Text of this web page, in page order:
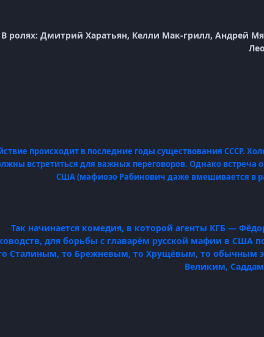
В ролях: Дмитрий Харатьян, Келли Мак-грилл, Андрей
происходит в последние годы существования СССР.
встретиться для важных переговоров. Однако встреча
США (мафиозо Рабинович даже вмешивается в
Так начинается комедия, в которой агенты КГБ —
для борьбы с главарём русской мафии в США
Сталиным, то Брежневым, то Хрущёвым, то обычным
Великим,